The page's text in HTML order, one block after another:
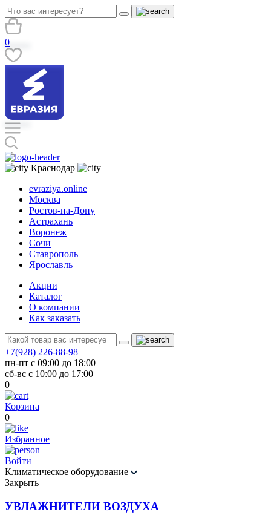
0
Краснодар
evraziya.online
Москва
Ростов-на-Дону
Астрахань
Воронеж
Сочи
Ставрополь
Ярославль
Акции
Каталог
О компании
Как заказать
+7(928) 226-88-98
пн-пт с 09:00 до 18:00
сб-вс с 10:00 до 17:00
0
Корзина
0
Избранное
Войти
Климатическое оборудование
Закрыть
УВЛАЖНИТЕЛИ ВОЗДУХА